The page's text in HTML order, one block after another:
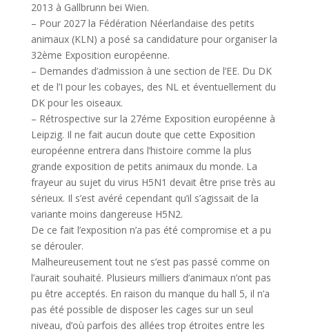
2013 à Gallbrunn bei Wien.
– Pour 2027 la Fédération Néerlandaise des petits
animaux (KLN) a posé sa candidature pour organiser la
32ème Exposition européenne.
– Demandes d’admission à une section de l’EE. Du DK
et de l’I pour les cobayes, des NL et éventuellement du
DK pour les oiseaux.
– Rétrospective sur la 27éme Exposition européenne à
Leipzig. Il ne fait aucun doute que cette Exposition
européenne entrera dans l’histoire comme la plus
grande exposition de petits animaux du monde. La
frayeur au sujet du virus H5N1 devait être prise très au
sérieux. Il s’est avéré cependant qu’il s’agissait de la
variante moins dangereuse H5N2.
De ce fait l’exposition n’a pas été compromise et a pu
se dérouler.
Malheureusement tout ne s’est pas passé comme on
l’aurait souhaité. Plusieurs milliers d’animaux n’ont pas
pu être acceptés. En raison du manque du hall 5, il n’a
pas été possible de disposer les cages sur un seul
niveau, d’où parfois des allées trop étroites entre les